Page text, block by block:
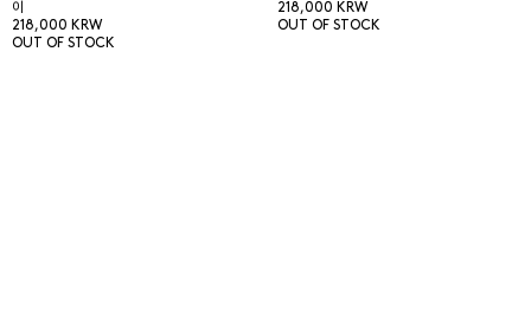
이
218,000 KRW
OUT OF STOCK
218,000 KRW
OUT OF STOCK